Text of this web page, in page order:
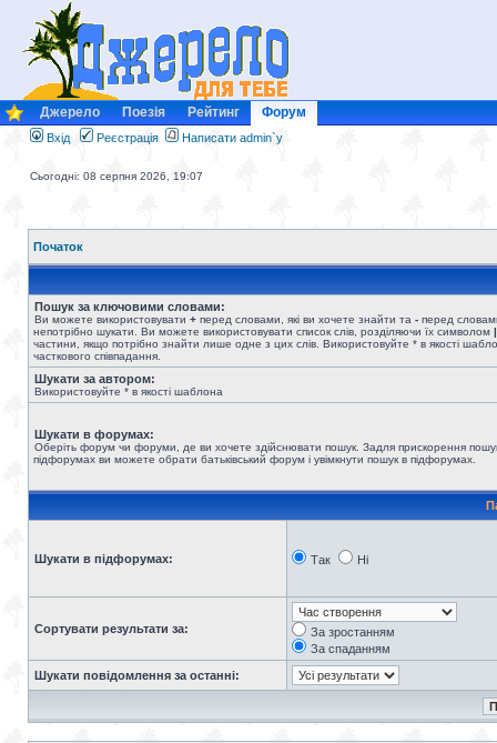
Джерело Поезія Рейтинг Форум
Вхід Реєстрація Написати admin`у
Сьогодні: 08 серпня 2026, 19:07
Початок
Пошук за ключовими словами:
Ви можете використовувати + перед словами, які ви хочете знайти та - перед
непотрібно шукати. Ви можете використовувати список слів, розділяючи їх символом |
частини, якщо потрібно знайти лише одне з цих слів. Використовуйте * в якості
часткового співпадання.
Шукати за автором:
Використовуйте * в якості шаблона
Шукати в форумах:
Оберіть форум чи форуми, де ви хочете здійснювати пошук. Задля прискорення
підфорумах ви можете обрати батьківський форум і увімкнути пошук в підфорумах.
Шукати в підфорумах: Так Ні
Сортувати результати за:
За зростанням
За спаданням
Шукати повідомлення за останні: